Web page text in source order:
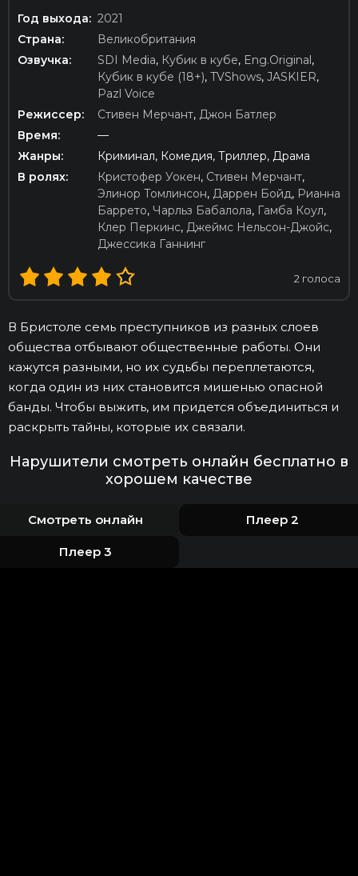
Год выхода: 2021
Страна:
Великобритания
Озвучка:
SDI Media, Кубик в кубе, Eng.Original ,
Кубик в кубе (18+), TVShows, JASKIER,
Pazl Voice
Режиссер:
Стивен Мерчант, Джон Батлер
Время:
—
Жанры:
Криминал, Комедия, Триллер, Драма
В ролях:
Кристофер Уокен, Стивен Мерчант,
Элинор Томлинсон, Даррен Бойд, Рианна
Баррето, Чарльз Бабалола, Гамба Коул,
Клер Перкинс, Джеймс Нельсон-Джойс,
Джессика Ганнинг
2 голоса
В Бристоле семь преступников из разных слоев
общества отбывают общественные работы. Они
кажутся разными, но их судьбы переплетаются,
когда один из них становится мишенью опасной
банды. Чтобы выжить, им придется объединиться и
раскрыть тайны, которые их связали.
Нарушители смотреть онлайн бесплатно в
хорошем качестве
Смотреть онлайн Плеер 2
Плеер 3